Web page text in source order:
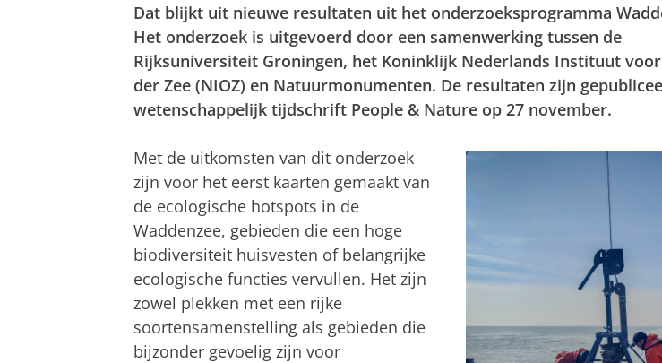
Dat blijkt uit nieuwe resultaten uit het onderzoeksprogramma
Het onderzoek is uitgevoerd door een samenwerking tussen de
Rijksuniversiteit Groningen, het Koninklijk Nederlands Instituut
der Zee (NIOZ) en Natuurmonumenten. De resultaten zijn
wetenschappelijk tijdschrift People & Nature op 27 november.
Met de uitkomsten van dit onderzoek
zijn voor het eerst kaarten gemaakt van
de ecologische hotspots in de
Waddenzee, gebieden die een hoge
biodiversiteit huisvesten of belangrijke
ecologische functies vervullen. Het zijn
zowel plekken met een rijke
soortensamenstelling als gebieden die
bijzonder gevoelig zijn voor